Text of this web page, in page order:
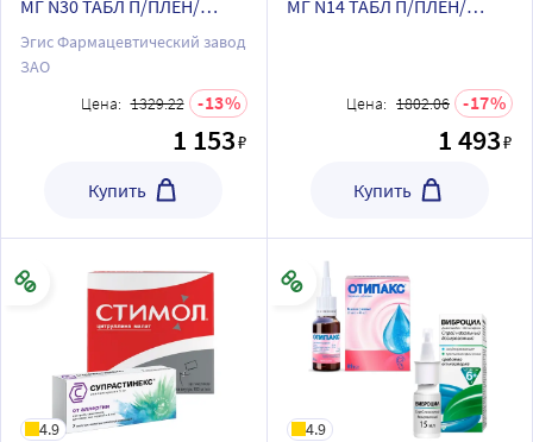
МГ N30 ТАБЛ П/ПЛЕН/
ОБОЛОЧ+Отипакс 16 гр
капли ушные по
Эгис Фармацевтический завод
ЗАО
Цена: 1329.22 13
1 153₽
Купить
МГ N14 ТАБЛ П/ПЛЕН/
по специальной цене
Цена: 1802.06 17
1 493₽
Купить
4.9 4.9